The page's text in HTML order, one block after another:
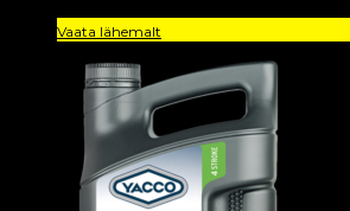
Vaata lähemalt